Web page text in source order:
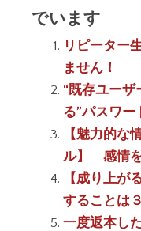
でいます
リピーター
ません！
“既存ユーザ
る”パスワー
【魅力的な
ル】 感情を
【成り上が
することは
一度返本し